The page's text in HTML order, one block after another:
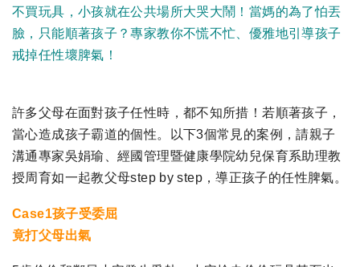
不買玩具，小孩就在公共場所大哭大鬧！當媽的為了怕丟
臉，只能順著孩子？專家教你不慌不忙、優雅地引導孩子
戒掉任性壞脾氣！
許多父母在面對孩子任性時，都不知所措！若順著孩子，
當心造成孩子霸道的個性。以下3個常見的案例，請親子
溝通專家吳娟瑜、經國管理暨健康學院幼兒保育系助理教
授周育如一起教父母step by step，導正孩子的任性脾氣。
Case1孩子受委屈
竟打父母出氣